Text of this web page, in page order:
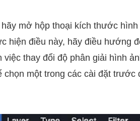
mở hộp thoại kích thước
hiện điều này, hãy điều hướng
việc thay đổi độ phân giải hình
chọn một trong các cài đặt